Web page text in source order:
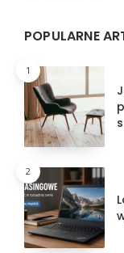
POPULARNE
1
2